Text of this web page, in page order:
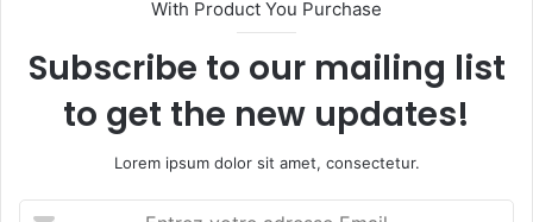
With Product You Purchase
Subscribe to our mailing list
to get the new updates!
Lorem ipsum dolor sit amet, consectetur.